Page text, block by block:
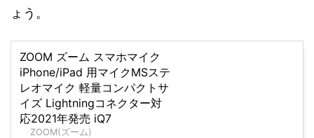
ょう。
ZOOM ズーム スマホマイク
iPhone/iPad 用マイクMSステ
レオマイク 軽量コンパクトサ
イズ Lightningコネクター対
応2021年発売 iQ7
ZOOM(ズーム)